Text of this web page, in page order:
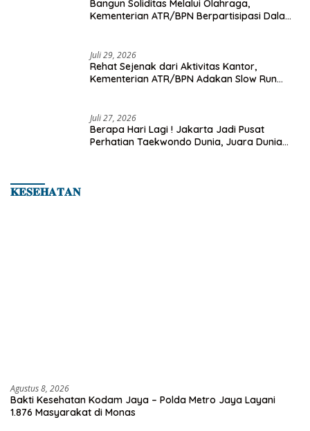
Bangun Soliditas Melalui Olahraga,
Kementerian ATR/BPN Berpartisipasi Dalam
Juli 29, 2026
Rehat Sejenak dari Aktivitas Kantor,
Kementerian ATR/BPN Adakan Slow Run
Juli 27, 2026
Berapa Hari Lagi ! Jakarta Jadi Pusat
Perhatian Taekwondo Dunia, Juara Dunia
𝐊𝐄𝐒𝐄𝐇𝐀𝐓𝐀𝐍
Agustus 8, 2026
Bakti Kesehatan Kodam Jaya – Polda Metro Jaya Layani
1.876 Masyarakat di Monas